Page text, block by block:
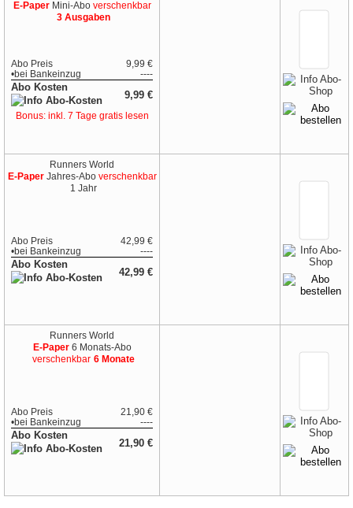
E-Paper Mini-Aboverschenkbar
3 Ausgaben
Abo Preis
9,99 €
•bei Bankeinzug ----
Abo Kosten
9,99 €
Bonus: inkl. 7 Tage gratis lesen
Runners World
E-Paper Jahres-Aboverschenkbar
1 Jahr
Abo Preis
42,99 €
•bei Bankeinzug ----
Abo Kosten
42,99 €
Runners World
E-Paper 6 Monats-Abo
verschenkbar 6 Monate
Abo Preis
21,90 €
•bei Bankeinzug ----
Abo Kosten
21,90 €